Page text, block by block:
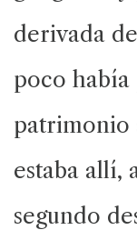
derivada
poco había
patrimonio
estaba allí,
segundo